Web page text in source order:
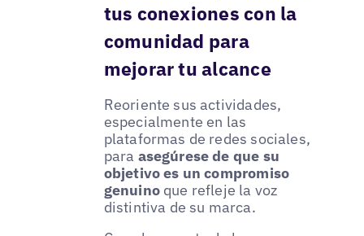
tus conexiones con la
comunidad para
mejorar tu alcance
Reoriente sus actividades,
especialmente en las
plataformas de redes sociales,
para asegúrese de que su
objetivo es un compromiso
genuinoque refleje la voz
distintiva de su marca.